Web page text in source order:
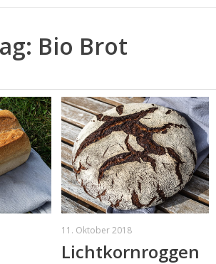
Bio Brot
11. Oktober 2018
Lichtkornroggen